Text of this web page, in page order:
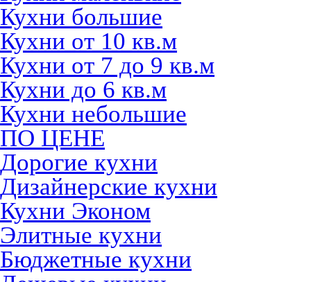
Кухни большие
Кухни от 10 кв.м
Кухни от 7 до 9 кв.м
Кухни до 6 кв.м
Кухни небольшие
ПО ЦЕНЕ
Дорогие кухни
Дизайнерские кухни
Кухни Эконом
Элитные кухни
Бюджетные кухни